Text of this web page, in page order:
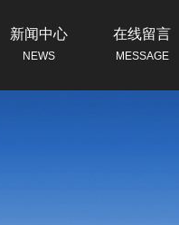
新闻中心
NEWS
在线留言
MESSAGE